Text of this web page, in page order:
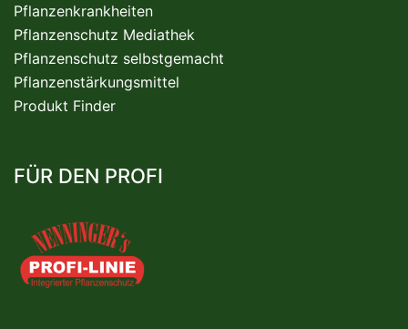
Pflanzenkrankheiten
Pflanzenschutz Mediathek
Pflanzenschutz selbstgemacht
Pflanzenstärkungsmittel
Produkt Finder
FÜR DEN PROFI